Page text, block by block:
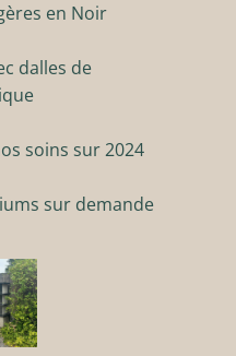
en Noir
dalles de
soins sur 2024
sur demande